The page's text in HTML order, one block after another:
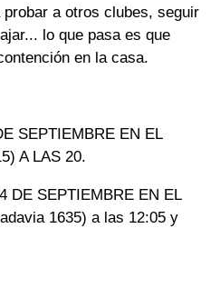
a otros clubes, seguir
lo que pasa es que
en la casa.
SEPTIEMBRE EN EL
A LAS 20.
DE SEPTIEMBRE EN EL
1635) a las 12:05 y